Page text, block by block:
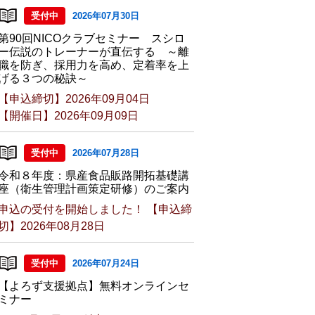
受付中 2026年07月30日
90回NICOクラブセミナー スシロ
伝説のトレーナーが直伝する ～離
を防ぎ、採用力を高め、定着率を上
る３つの秘訣～
申込締切】2026年09月04日
開催日】2026年09月09日
受付中 2026年07月28日
和８年度：県産食品販路開拓基礎講
（衛生管理計画策定研修）のご案内
込の受付を開始しました！ 【申込締
】2026年08月28日
受付中 2026年07月24日
よろず支援拠点】無料オンラインセ
ナー